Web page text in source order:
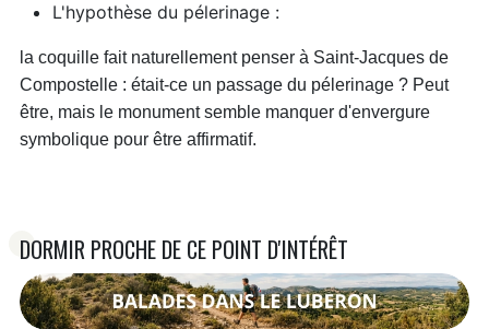
L'hypothèse du pélerinage :
la coquille fait naturellement penser à Saint-Jacques de
Compostelle : était-ce un passage du pélerinage ? Peut
être, mais le monument semble manquer d'envergure
symbolique pour être affirmatif.
DORMIR PROCHE DE CE POINT D'INTÉRÊT